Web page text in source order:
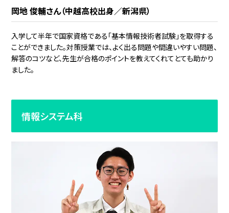
岡地 俊輔さん（中越高校出身／新潟県）
入学して半年で国家資格である「基本情報技術者試験」を取得する
ことができました。対策授業では、よく出る問題や間違いやすい問題、
解答のコツなど、先生が合格のポイントを教えてくれてとても助かり
ました。
情報システム科